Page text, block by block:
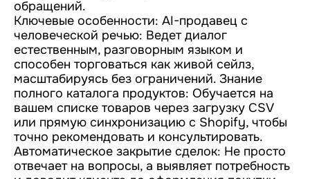
обращений.
Ключевые особенности: AI-продавец с
человеческой речью: Ведет диалог
естественным, разговорным языком и
способен торговаться как живой сейлз,
масштабируясь без ограничений. Знание
полного каталога продуктов: Обучается на
вашем списке товаров через загрузку CSV
или прямую синхронизацию с Shopify, чтобы
точно рекомендовать и консультировать.
Автоматическое закрытие сделок: Не просто
отвечает на вопросы, а выявляет потребность